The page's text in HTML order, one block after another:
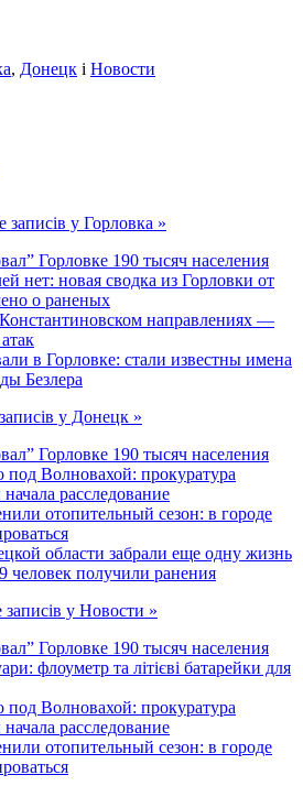
, Донецк і Новости
записів у Горловка »
Горловке 190 тысяч населения
нет: новая сводка из Горловки от
о раненых
направлениях —
в Горловке: стали известны имена
Безлера
у Донецк »
Горловке 190 тысяч населения
под Волновахой: прокуратура
расследование
отопительный сезон: в городе
области забрали еще одну жизнь
человек получили ранения
записів у Новости »
Горловке 190 тысяч населения
флоуметр та літієві батарейки для
под Волновахой: прокуратура
расследование
отопительный сезон: в городе